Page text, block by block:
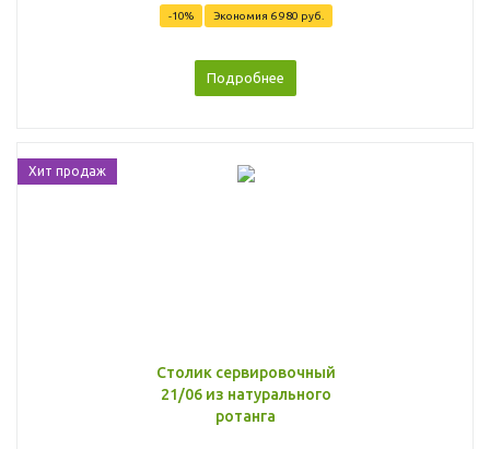
-10% Экономия 6 980 руб.
Подробнее
Хит продаж
Столик сервировочный
21/06 из натурального
ротанга